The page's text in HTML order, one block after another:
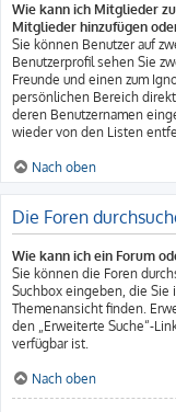
Wie kann ich Mitglieder
Mitglieder hinzufügen
Sie können Benutzer auf
Benutzerprofil sehen Sie
Freunde und einen zum
persönlichen Bereich
deren Benutzernamen
wieder von den Listen
Nach oben
Die Foren
Wie kann ich ein Forum
Sie können die Foren
Suchbox eingeben, die Sie
Themenansicht finden.
den „Erweiterte Suche“-
verfügbar ist.
Nach oben